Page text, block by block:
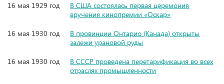
16 мая 1929 год
В США состоялась первая церемония
вручения кинопремии «Оскар»
16 мая 1930 год
В провинции Онтарио (Канада) открыты
залежи урановой руды
16 мая 1930 год
В СССР проведена перетарификация во всех
отраслях промышленности